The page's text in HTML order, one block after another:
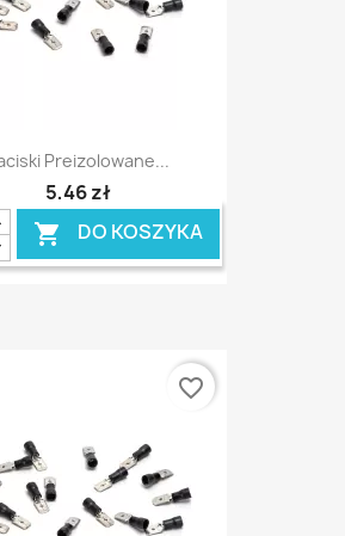
Preizolowane...
5,46 zł
 DO KOSZYKA
favorite_border